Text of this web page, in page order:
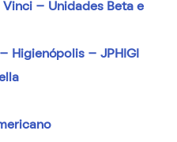
– Unidades Beta e
Higienópolis – JPHIGI